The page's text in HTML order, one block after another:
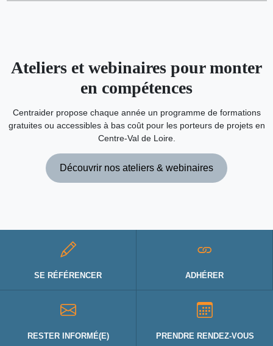
Ateliers et webinaires pour monter
en compétences
Centraider propose chaque année un programme de formations
gratuites ou accessibles à bas coût pour les porteurs de projets en
Centre-Val de Loire.
Découvrir nos ateliers & webinaires
SE RÉFÉRENCER ADHÉRER
RESTER INFORMÉ(E) PRENDRE RENDEZ-VOUS